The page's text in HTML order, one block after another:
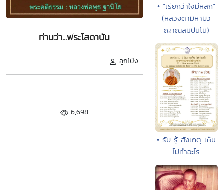
ท่านว่า...พระโสดาบัน
ลูกโป่ง
..
6,698
• "เรียกว่าใจมีหลัก"
(หลวงตามหาบัว
ญาณสัมปันโน)
• รับ รู้ สังเกตุ เห็น
ไม่ทำอะไร